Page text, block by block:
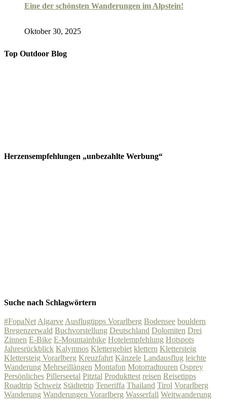
Eine der schönsten Wanderungen im Alpstein!
Oktober 30, 2025
Top Outdoor Blog
Herzensempfehlungen „unbezahlte Werbung“
Suche nach Schlagwörtern
#FopaNet Algarve Ausflugtipps Vorarlberg Bodensee bouldern
Bregenzerwald Buchvorstellung Deutschland Dolomiten Drei
Zinnen E-Bike E-Mountainbike Hotelempfehlung Hotspots
Jahresrückblick Kalymnos Klettergebiet klettern Klettersteig
Klettersteig Vorarlberg Kreuzfahrt Känzele Landausflug leichte
Wanderung Mehrseillängen Montafon Motorradtouren Osprey
Persönliches Pillerseetal Pitztal Produkttest reisen Reisetipps
Roadtrip Schweiz Städtetrip Teneriffa Thailand Tirol Vorarlberg
Wanderung Wanderungen Vorarlberg Wasserfall Weitwanderung